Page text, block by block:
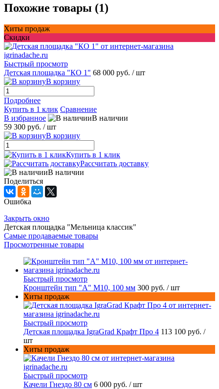
Похожие товары (1)
Хиты продаж
Скидки
Быстрый просмотр
Детская площадка "КО 1" 68 000 руб. / шт
В корзину
Подробнее
Купить в 1 клик Сравнение
В избранное
В наличии
59 300 руб. / шт
В корзину
Купить в 1 клик
Рассчитать доставку
В наличии
Поделиться
Ошибка
Закрыть окно
Детская площадка "Мельница классик"
Самые продаваемые товары
Просмотренные товары
Быстрый просмотр
Кронштейн тип "A" M10, 100 мм 300 руб. / шт
Хиты продаж
Быстрый просмотр
Детская площадка IgraGrad Крафт Про 4 113 100 руб. /
шт
Хиты продаж
Быстрый просмотр
Качели Гнездо 80 см 6 000 руб. / шт